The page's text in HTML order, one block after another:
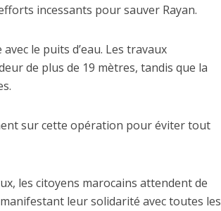
incessants pour sauver Rayan.
le puits d’eau. Les travaux
de plus de 19 mètres, tandis que la
sur cette opération pour éviter tout
les citoyens marocains attendent de
leur solidarité avec toutes les